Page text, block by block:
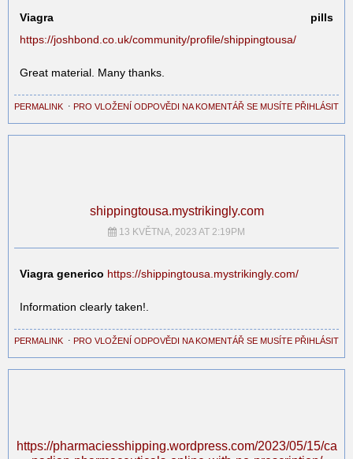
Viagra pills
https://joshbond.co.uk/community/profile/shippingtousa/
Great material. Many thanks.
PERMALINK ⋅ PRO VLOŽENÍ ODPOVĚDI NA KOMENTÁŘ SE MUSÍTE PŘIHLÁSIT
shippingtousa.mystrikingly.com
13 KVĚTNA, 2023 AT 2:19PM
Viagra generico https://shippingtousa.mystrikingly.com/
Information clearly taken!.
PERMALINK ⋅ PRO VLOŽENÍ ODPOVĚDI NA KOMENTÁŘ SE MUSÍTE PŘIHLÁSIT
https://pharmaciesshipping.wordpress.com/2023/05/15/ca